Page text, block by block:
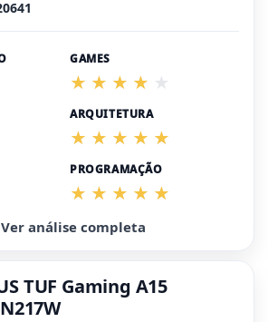
GAMES
ARQUITETURA
PROGRAMAÇÃO
análise completa
TUF Gaming A15